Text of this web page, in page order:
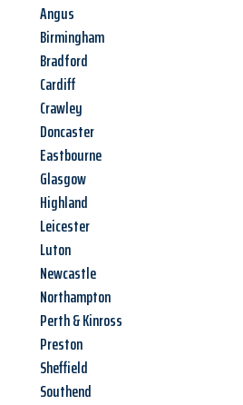
Angus
Birmingham
Bradford
Cardiff
Crawley
Doncaster
Eastbourne
Glasgow
Highland
Leicester
Luton
Newcastle
Northampton
Perth & Kinross
Preston
Sheffield
Southend